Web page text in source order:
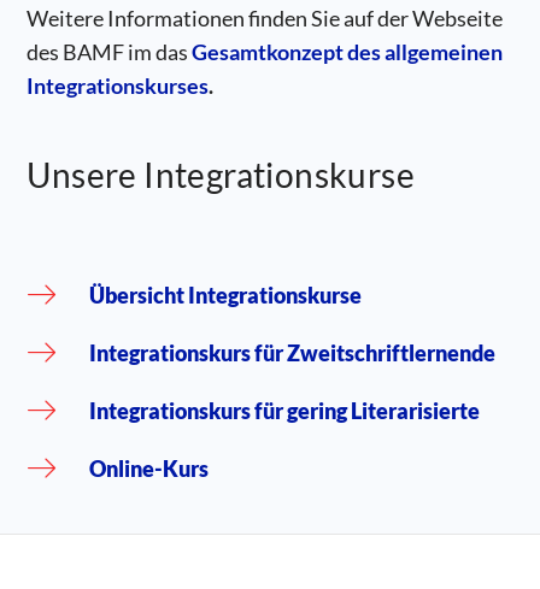
Weitere Informationen finden Sie auf der Webseite
des BAMF im dasGesamtkonzept des allgemeinen
Integrationskurses.
Unsere Integrationskurse
Übersicht Integrationskurse
Integrationskurs für Zweitschriftlernende
Integrationskurs für gering Literarisierte
Online-Kurs